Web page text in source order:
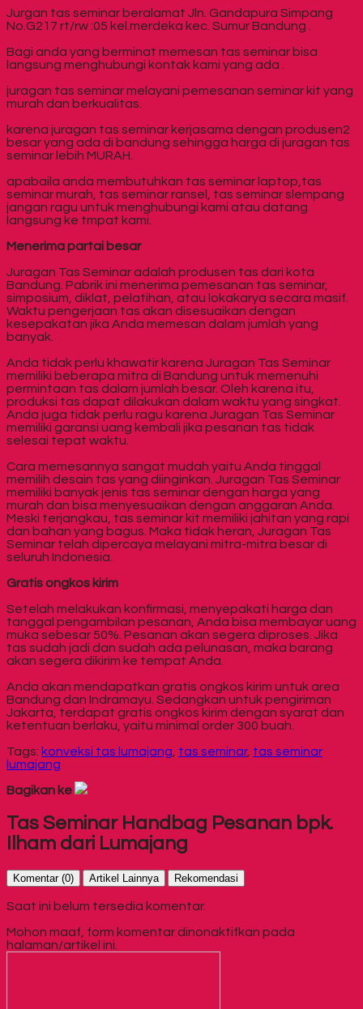
Jurgan tas seminar beralamat Jln. Gandapura Simpang
No.G217 rt/rw :05 kel.merdeka kec. Sumur Bandung .
Bagi anda yang berminat memesan tas seminar bisa
langsung menghubungi kontak kami yang ada .
juragan tas seminar melayani pemesanan seminar kit yang
murah dan berkualitas.
karena juragan tas seminar kerjasama dengan produsen2
besar yang ada di bandung sehingga harga di juragan tas
seminar lebih MURAH.
apabaila anda membutuhkan tas seminar laptop,tas
seminar murah, tas seminar ransel, tas seminar slempang
jangan ragu untuk menghubungi kami atau datang
langsung ke tmpat kami.
Menerima partai besar
Juragan Tas Seminar adalah produsen tas dari kota
Bandung. Pabrik ini menerima pemesanan tas seminar,
simposium, diklat, pelatihan, atau lokakarya secara masif.
Waktu pengerjaan tas akan disesuaikan dengan
kesepakatan jika Anda memesan dalam jumlah yang
banyak.
Anda tidak perlu khawatir karena Juragan Tas Seminar
memiliki beberapa mitra di Bandung untuk memenuhi
permintaan tas dalam jumlah besar. Oleh karena itu,
produksi tas dapat dilakukan dalam waktu yang singkat.
Anda juga tidak perlu ragu karena Juragan Tas Seminar
memiliki garansi uang kembali jika pesanan tas tidak
selesai tepat waktu.
Cara memesannya sangat mudah yaitu Anda tinggal
memilih desain tas yang diinginkan. Juragan Tas Seminar
memiliki banyak jenis tas seminar dengan harga yang
murah dan bisa menyesuaikan dengan anggaran Anda.
Meski terjangkau, tas seminar kit memiliki jahitan yang rapi
dan bahan yang bagus. Maka tidak heran, Juragan Tas
Seminar telah dipercaya melayani mitra-mitra besar di
seluruh Indonesia.
Gratis ongkos kirim
Setelah melakukan konfirmasi, menyepakati harga dan
tanggal pengambilan pesanan, Anda bisa membayar uang
muka sebesar 50%. Pesanan akan segera diproses. Jika
tas sudah jadi dan sudah ada pelunasan, maka barang
akan segera dikirim ke tempat Anda.
Anda akan mendapatkan gratis ongkos kirim untuk area
Bandung dan Indramayu. Sedangkan untuk pengiriman
Jakarta, terdapat gratis ongkos kirim dengan syarat dan
ketentuan berlaku, yaitu minimal order 300 buah.
Tags: konveksi tas lumajang tas seminar, tas seminar
lumajang
Bagikan ke
Tas Seminar Handbag Pesanan bpk.
Ilham dari Lumajang
Komentar (0) Artikel Lainnya Rekomendasi
Saat ini belum tersedia komentar.
Mohon maaf, form komentar dinonaktifkan pada
halaman/artikel ini.